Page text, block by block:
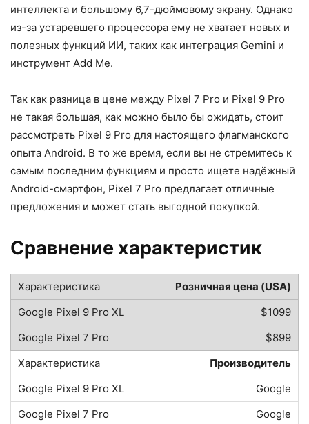
интеллекта и большому 6,7-дюймовому экрану. Однако
из-за устаревшего процессора ему не хватает новых и
полезных функций ИИ, таких как интеграция Gemini и
инструмент Add Me.
Так как разница в цене между Pixel 7 Pro и Pixel 9 Pro
не такая большая, как можно было бы ожидать, стоит
рассмотреть Pixel 9 Pro для настоящего флагманского
опыта Android. В то же время, если вы не стремитесь к
самым последним функциям и просто ищете надёжный
Android-смартфон, Pixel 7 Pro предлагает отличные
предложения и может стать выгодной покупкой.
Сравнение характеристик
Розничная цена (USA)
$1099
$899
Производитель
Google
Google